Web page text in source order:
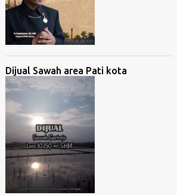
Dijual Sawah area Pati kota